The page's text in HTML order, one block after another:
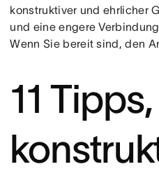
konstruktiver und ehrlicher
und eine engere
Wenn Sie bereit sind, den
11